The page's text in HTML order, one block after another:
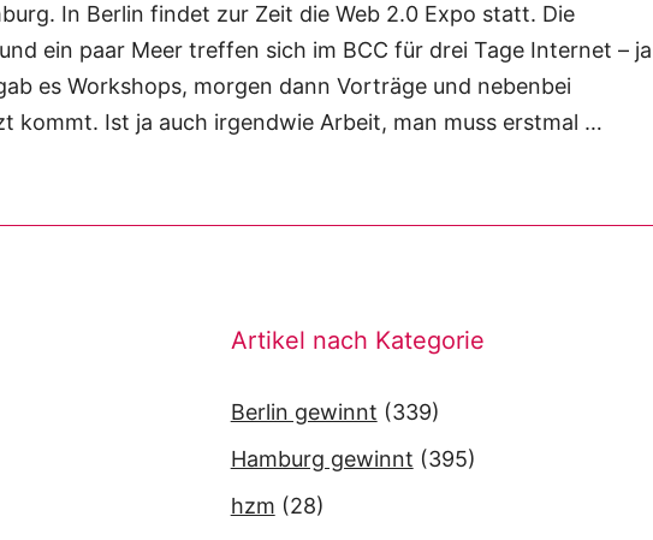
In Berlin findet zur Zeit die Web 2.0 Expo statt. Die
ein paar Meer treffen sich im BCC für drei Tage Internet – ja
es Workshops, morgen dann Vorträge und nebenbei
kommt. Ist ja auch irgendwie Arbeit, man muss erstmal …
Artikel nach Kategorie
Berlin gewinnt (339)
Hamburg gewinnt (395)
hzm (28)